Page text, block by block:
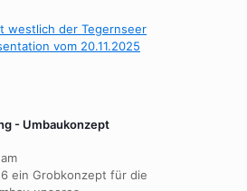
westlich der Tegernseer
vom 20.11.2025
- Umbaukonzept
ein Grobkonzept für die